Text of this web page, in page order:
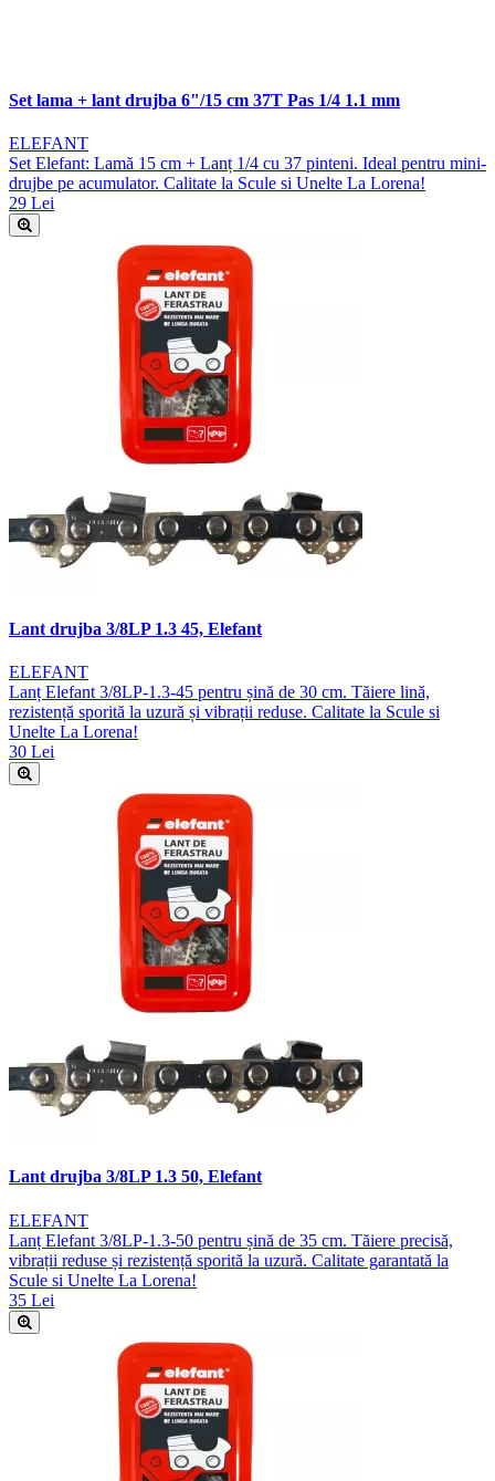
Set lama + lant drujba 6"/15 cm 37T Pas 1/4 1.1 mm
ELEFANT
Set Elefant: Lamă 15 cm + Lanț 1/4 cu 37 pinteni. Ideal pentru mini-
drujbe pe acumulator. Calitate la Scule si Unelte La Lorena!
29 Lei
Lant drujba 3/8LP 1.3 45, Elefant
ELEFANT
Lanț Elefant 3/8LP-1.3-45 pentru șină de 30 cm. Tăiere lină,
rezistență sporită la uzură și vibrații reduse. Calitate la Scule si
Unelte La Lorena!
30 Lei
Lant drujba 3/8LP 1.3 50, Elefant
ELEFANT
Lanț Elefant 3/8LP-1.3-50 pentru șină de 35 cm. Tăiere precisă,
vibrații reduse și rezistență sporită la uzură. Calitate garantată la
Scule si Unelte La Lorena!
35 Lei